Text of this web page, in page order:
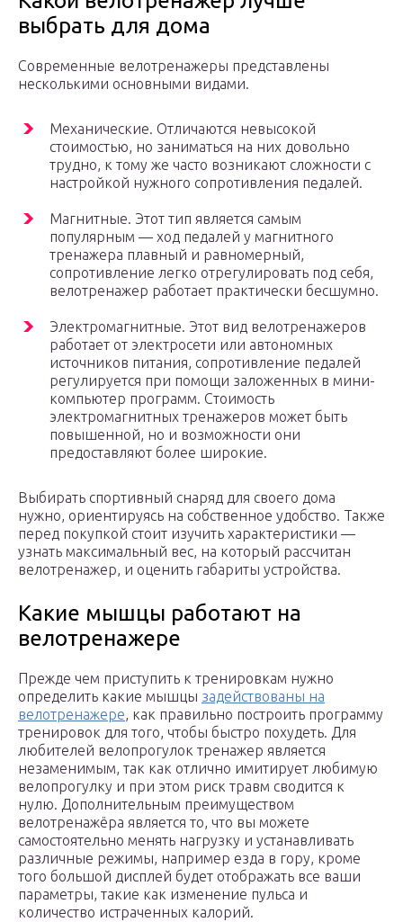
выбрать для дома
Современные велотренажеры представлены
несколькими основными видами.
Механические. Отличаются невысокой
стоимостью, но заниматься на них довольно
трудно, к тому же часто возникают сложности с
настройкой нужного сопротивления педалей.
Магнитные. Этот тип является самым
популярным — ход педалей у магнитного
тренажера плавный и равномерный,
сопротивление легко отрегулировать под себя,
велотренажер работает практически бесшумно.
Электромагнитные. Этот вид велотренажеров
работает от электросети или автономных
источников питания, сопротивление педалей
регулируется при помощи заложенных в мини-
компьютер программ. Стоимость
электромагнитных тренажеров может быть
повышенной, но и возможности они
предоставляют более широкие.
Выбирать спортивный снаряд для своего дома
нужно, ориентируясь на собственное удобство. Также
перед покупкой стоит изучить характеристики —
узнать максимальный вес, на который рассчитан
велотренажер, и оценить габариты устройства.
Какие мышцы работают на
велотренажере
Прежде чем приступить к тренировкам нужно
определить какие мышцы задействованы на
велотренажере, как правильно построить программу
тренировок для того, чтобы быстро похудеть. Для
любителей велопрогулок тренажер является
незаменимым, так как отлично имитирует любимую
велопрогулку и при этом риск травм сводится к
нулю. Дополнительным преимуществом
велотренажёра является то, что вы можете
самостоятельно менять нагрузку и устанавливать
различные режимы, например езда в гору, кроме
того большой дисплей будет отображать все ваши
параметры, такие как изменение пульса и
количество истраченных калорий.